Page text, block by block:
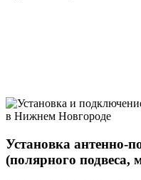
Установка антенно-
(полярного подвеса,